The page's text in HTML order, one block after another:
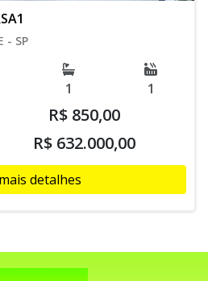
- SP
1 1
R$ 850,00
R$ 632.000,00
detalhes